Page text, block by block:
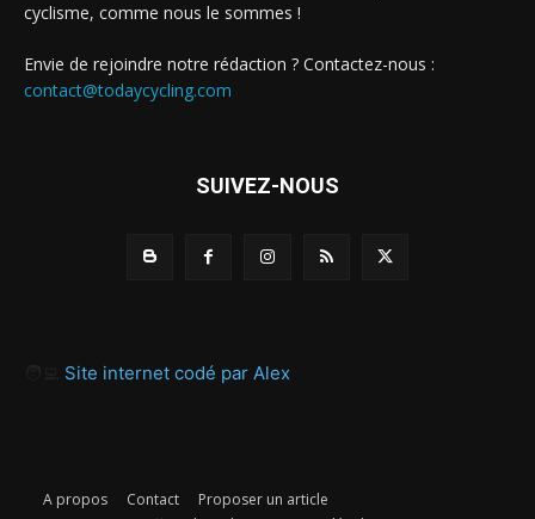
cyclisme, comme nous le sommes !
Envie de rejoindre notre rédaction ? Contactez-nous :
contact@todaycycling.com
SUIVEZ-NOUS
Site internet codé par Alex
A propos Contact
Proposer un article